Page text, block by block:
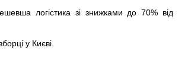
логістика зі знижками до 70% від
у Києві.